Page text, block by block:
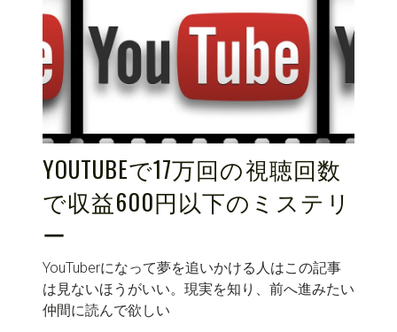
YOUTUBEで17万回の視聴回数
で収益600円以下のミステリ
ー
YouTuberになって夢を追いかける人はこの記事
は見ないほうがいい。現実を知り、前へ進みたい
仲間に読んで欲しい